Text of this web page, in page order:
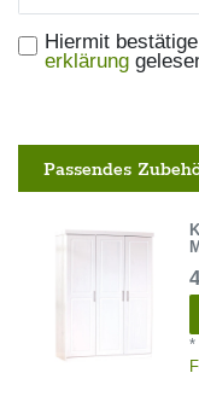
Hiermit
erklärung
Passendes
*